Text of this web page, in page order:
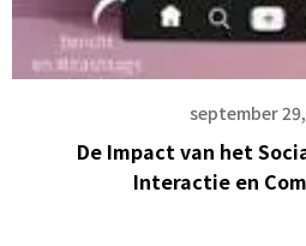
september
De Impact van het
Interactie en